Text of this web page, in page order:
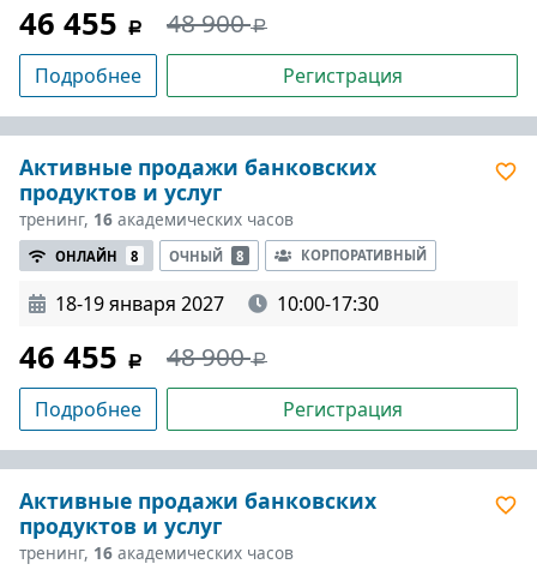
46 455 48 900
Подробнее Регистрация
Активные продажи банковских
продуктов и услуг
тренинг, 16 академических часов
ОНЛАЙН 8 ОЧНЫЙ 8 КОРПОРАТИВНЫЙ
18-19 января 2027 10:00-17:30
46 455 48 900
Подробнее Регистрация
Активные продажи банковских
продуктов и услуг
тренинг, 16 академических часов